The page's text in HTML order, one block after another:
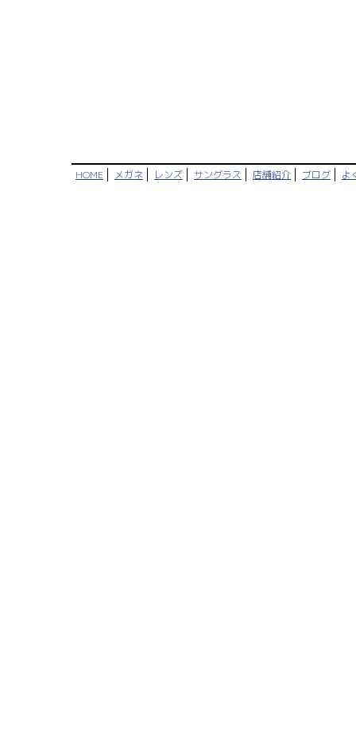
HOME メガネ レンズ サングラス 店舗紹介 ブログ よ